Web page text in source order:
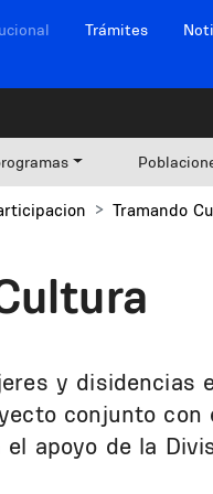
sitios Trámites
Tramando
y disidencias
conjunto con
apoyo de la